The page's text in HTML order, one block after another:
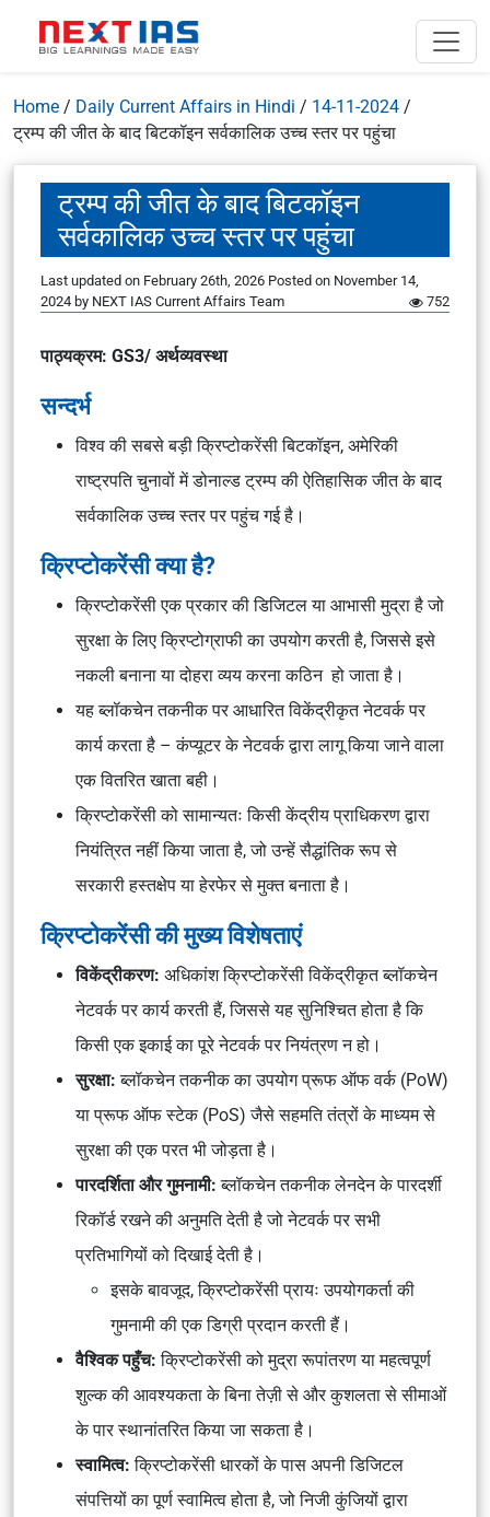
Home / Daily Current Affairs in Hindi / 14-11-2024 /
ट्रम्प की जीत के बाद बिटकॉइन सर्वकालिक उच्च स्तर पर पहुंचा
ट्रम्प की जीत के बाद बिटकॉइन
सर्वकालिक उच्च स्तर पर पहुंचा
Last updated on February 26th, 2026 Posted on November 14,
2024 by NEXT IAS Current Affairs Team 752
पाठ्यक्रम: GS3/ अर्थव्यवस्था
सन्दर्भ
विश्व की सबसे बड़ी क्रिप्टोकरेंसी बिटकॉइन, अमेरिकी
राष्ट्रपति चुनावों में डोनाल्ड ट्रम्प की ऐतिहासिक जीत के बाद
सर्वकालिक उच्च स्तर पर पहुंच गई है।
क्रिप्टोकरेंसी क्या है?
क्रिप्टोकरेंसी एक प्रकार की डिजिटल या आभासी मुद्रा है जो
सुरक्षा के लिए क्रिप्टोग्राफी का उपयोग करती है, जिससे इसे
नकली बनाना या दोहरा व्यय करना कठिन हो जाता है।
यह ब्लॉकचेन तकनीक पर आधारित विकेंद्रीकृत नेटवर्क पर
कार्य करता है – कंप्यूटर के नेटवर्क द्वारा लागू किया जाने वाला
एक वितरित खाता बही।
क्रिप्टोकरेंसी को सामान्यतः किसी केंद्रीय प्राधिकरण द्वारा
नियंत्रित नहीं किया जाता है, जो उन्हें सैद्धांतिक रूप से
सरकारी हस्तक्षेप या हेरफेर से मुक्त बनाता है।
क्रिप्टोकरेंसी की मुख्य विशेषताएं
विकेंद्रीकरण: अधिकांश क्रिप्टोकरेंसी विकेंद्रीकृत ब्लॉकचेन
नेटवर्क पर कार्य करती हैं, जिससे यह सुनिश्चित होता है कि
किसी एक इकाई का पूरे नेटवर्क पर नियंत्रण न हो।
सुरक्षा: ब्लॉकचेन तकनीक का उपयोग प्रूफ ऑफ वर्क (PoW)
या प्रूफ ऑफ स्टेक (PoS) जैसे सहमति तंत्रों के माध्यम से
सुरक्षा की एक परत भी जोड़ता है।
पारदर्शिता और गुमनामी:ब्लॉकचेन तकनीक लेनदेन के पारदर्शी
रिकॉर्ड रखने की अनुमति देती है जो नेटवर्क पर सभी
प्रतिभागियों को दिखाई देती है।
इसके बावजूद, क्रिप्टोकरेंसी प्रायः उपयोगकर्ता की
गुमनामी की एक डिग्री प्रदान करती हैं।
वैश्विक पहुँच:क्रिप्टोकरेंसी को मुद्रा रूपांतरण या महत्वपूर्ण
शुल्क की आवश्यकता के बिना तेज़ी से और कुशलता से सीमाओं
के पार स्थानांतरित किया जा सकता है।
स्वामित्व:क्रिप्टोकरेंसी धारकों के पास अपनी डिजिटल
संपत्तियों का पूर्ण स्वामित्व होता है, जो निजी कुंजियों द्वारा